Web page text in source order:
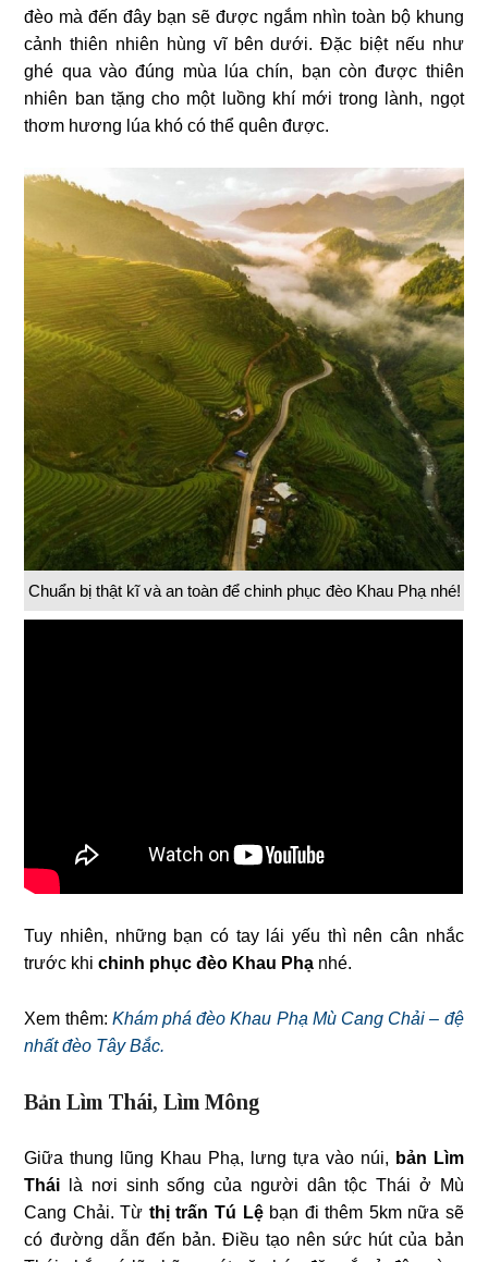
đèo mà đến đây bạn sẽ được ngắm nhìn toàn bộ khung
cảnh thiên nhiên hùng vĩ bên dưới. Đặc biệt nếu như
ghé qua vào đúng mùa lúa chín, bạn còn được thiên
nhiên ban tặng cho một luồng khí mới trong lành, ngọt
thơm hương lúa khó có thể quên được.
Chuẩn bị thật kĩ và an toàn để chinh phục đèo Khau Phạ nhé!
Tuy nhiên, những bạn có tay lái yếu thì nên cân nhắc
trước khichinh phục đèo Khau Phạ nhé.
Xem thêm: Khám phá đèo Khau Phạ Mù Cang Chải – đệ
nhất đèo Tây Bắc.
Bản Lìm Thái, Lìm Mông
Giữa thung lũng Khau Phạ, lưng tựa vào núi, bản Lìm
Thái là nơi sinh sống của người dân tộc Thái ở Mù
Cang Chải. Từ thị trấn Tú Lệbạn đi thêm 5km nữa sẽ
có đường dẫn đến bản. Điều tạo nên sức hút của bản